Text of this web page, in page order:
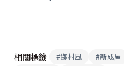
相關標籤 #鄉村風 #新成屋